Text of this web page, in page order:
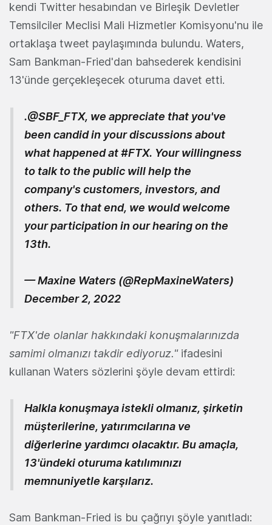
kendi Twitter hesabından ve Birleşik Devletler
Temsilciler Meclisi Mali Hizmetler Komisyonu'nu ile
ortaklaşa tweet paylaşımında bulundu. Waters,
Sam Bankman-Fried'dan bahsederek kendisini
13'ünde gerçekleşecek oturuma davet etti.
.@SBF_FTX, we appreciate that you've
been candid in your discussions about
what happened at#FTX. Your willingness
to talk to the public will help the
company's customers, investors, and
others. To that end, we would welcome
your participation in our hearing on the
13th.
— Maxine Waters (@RepMaxineWaters)
December 2, 2022
"FTX'de olanlar hakkındaki konuşmalarınızda
samimi olmanızı takdir ediyoruz."ifadesini
kullanan Waters sözlerini şöyle devam ettirdi:
Halkla konuşmaya istekli olmanız, şirketin
müşterilerine, yatırımcılarına ve
diğerlerine yardımcı olacaktır. Bu amaçla,
13'ündeki oturuma katılımınızı
memnuniyetle karşılarız.
Sam Bankman-Fried is bu çağrıyı şöyle yanıtladı: